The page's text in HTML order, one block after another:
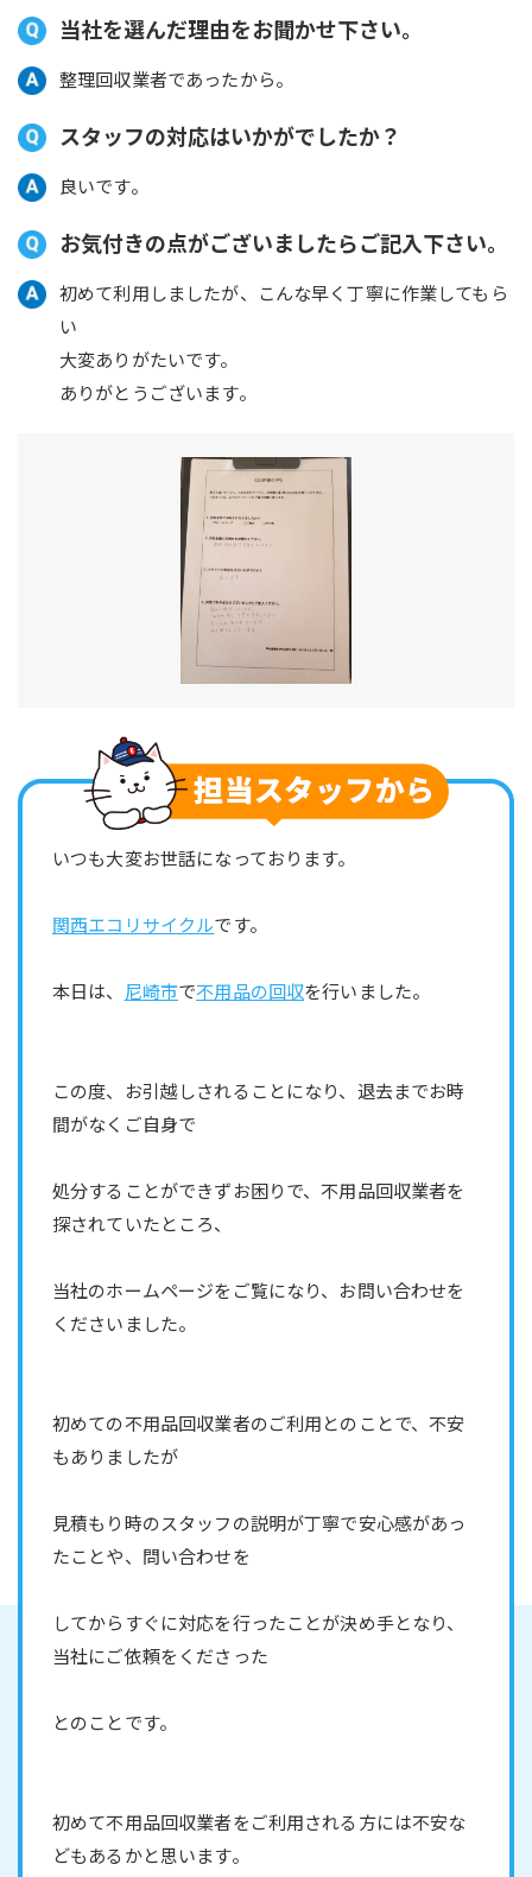
当社を選んだ理由をお聞かせ下さい。
整理回収業者であったから。
スタッフの対応はいかがでしたか？
良いです。
お気付きの点がございましたらご記入下さい。
初めて利用しましたが、こんな早く丁寧に作業してもら
い
大変ありがたいです。
ありがとうございます。
いつも大変お世話になっております。
関西エコリサイクルです。
本日は、 尼崎市で不用品の回収を行いました。
この度、お引越しされることになり、退去までお時
間がなくご自身で
処分することができずお困りで、不用品回収業者を
探されていたところ、
当社のホームページをご覧になり、お問い合わせを
くださいました。
初めての不用品回収業者のご利用とのことで、不安
もありましたが
見積もり時のスタッフの説明が丁寧で安心感があっ
たことや、問い合わせを
してからすぐに対応を行ったことが決め手となり、
当社にご依頼をくださった
とのことです。
初めて不用品回収業者をご利用される方には不安な
どもあるかと思います。